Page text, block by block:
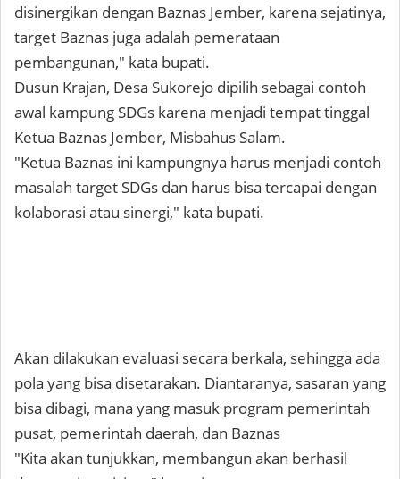
disinergikan dengan Baznas Jember, karena sejatinya,
target Baznas juga adalah pemerataan
pembangunan," kata bupati.
Dusun Krajan, Desa Sukorejo dipilih sebagai contoh
awal kampung SDGs karena menjadi tempat tinggal
Ketua Baznas Jember, Misbahus Salam.
"Ketua Baznas ini kampungnya harus menjadi contoh
masalah target SDGs dan harus bisa tercapai dengan
kolaborasi atau sinergi," kata bupati.
Akan dilakukan evaluasi secara berkala, sehingga ada
pola yang bisa disetarakan. Diantaranya, sasaran yang
bisa dibagi, mana yang masuk program pemerintah
pusat, pemerintah daerah, dan Baznas
"Kita akan tunjukkan, membangun akan berhasil